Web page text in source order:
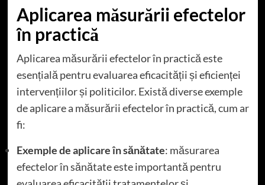
Aplicarea măsurării efectelor
în practică
Aplicarea măsurării efectelor în practică este
esențială pentru evaluarea eficacității și eficienței
intervențiilor și politicilor. Există diverse exemple
de aplicare a măsurării efectelor în practică, cum ar
fi:
Exemple de aplicare în sănătate: măsurarea
efectelor în sănătate este importantă pentru